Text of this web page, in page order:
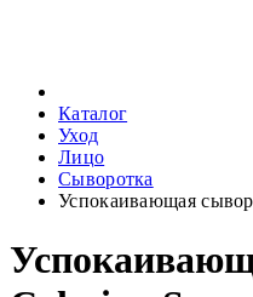
Каталог
Уход
Лицо
Сыворотка
Успокаивающая